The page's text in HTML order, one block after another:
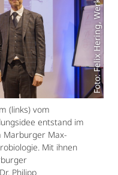
Foto: Felix Hering, Werkraum 56
(links) vom
entstand im
Marburger Max-
Mit ihnen
Philipp